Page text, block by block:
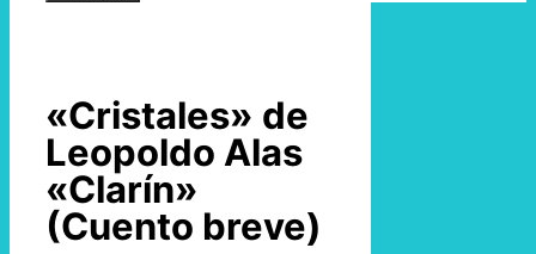
«Cristales» de
Leopoldo Alas
«Clarín»
(Cuento breve)